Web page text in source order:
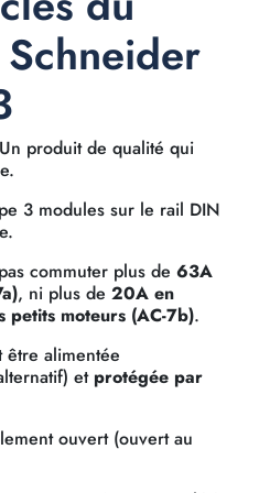
produit de qualité qui
3 modules sur le rail DIN
commuter plus de 63A
, ni plus de 20A en
moteurs (AC-7b).
être alimentée
et protégée par
ouvert (ouvert au